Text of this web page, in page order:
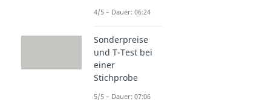
4/5 – Dauer: 06:24
Sonderpreise
und T-Test bei
einer
Stichprobe
5/5 – Dauer: 07:06